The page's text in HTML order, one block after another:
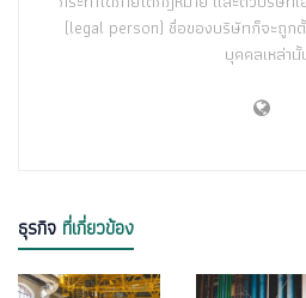
(legal person) ชื่อของบริษัทก็จะถูก
บุคคลเหล่านั้
ธุรกิจ ที่เกี่ยวข้อง